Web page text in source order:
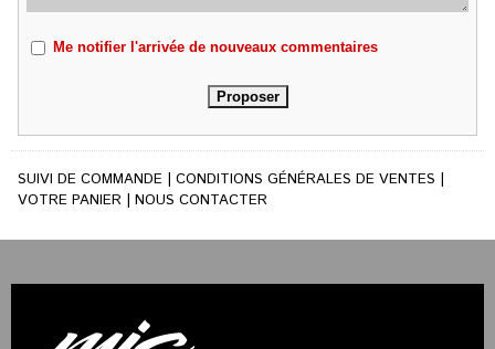
Me notifier l'arrivée de nouveaux commentaires
SUIVI DE COMMANDE | CONDITIONS GÉNÉRALES DE VENTES |
VOTRE PANIER | NOUS CONTACTER